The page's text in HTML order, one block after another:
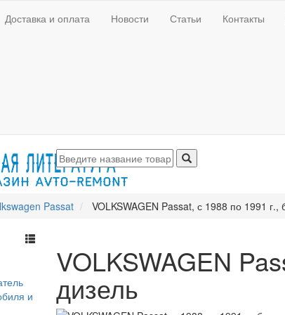
Доставка и оплата Новости Статьи Контакты
Passat VOLKSWAGEN Passat, с 1988 по 1991 г.,
и
VOLKSWAGEN
дизель